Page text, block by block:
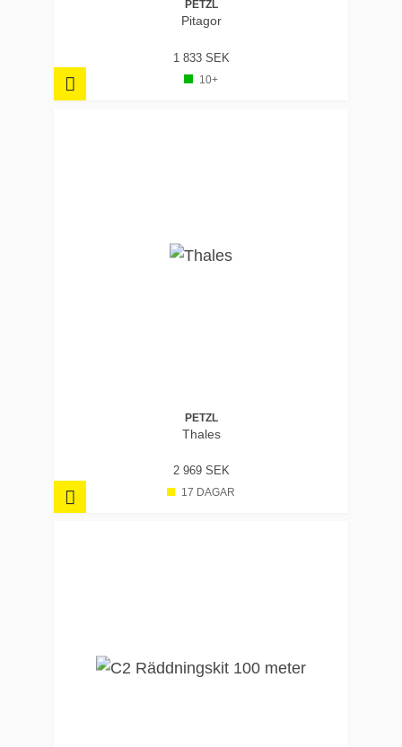
PETZL
Pitagor
1 833 SEK
10+
PETZL
Thales
2 969 SEK
17 DAGAR